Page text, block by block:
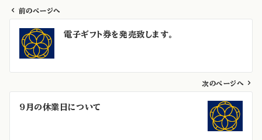
前のページへ
電子ギフト券を発売致します。
次のページへ
9月の休業日について